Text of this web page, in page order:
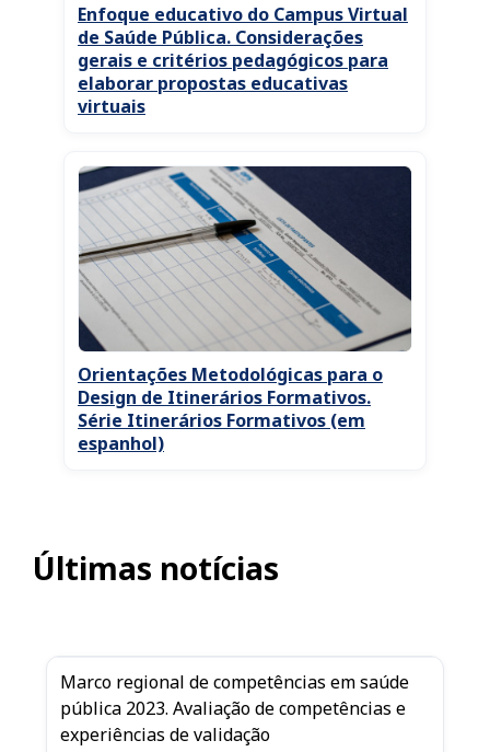
Enfoque educativo do Campus Virtual
de Saúde Pública. Considerações
gerais e critérios pedagógicos para
elaborar propostas educativas
virtuais
Orientações Metodológicas para o
Design de Itinerários Formativos.
Série Itinerários Formativos (em
espanhol)
Últimas notícias
Marco regional de competências em saúde
pública 2023. Avaliação de competências e
experiências de validação